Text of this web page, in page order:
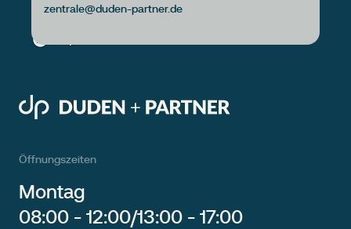
Öffnungszeiten
Montag
08:00 - 12:00/13:00 - 17:00